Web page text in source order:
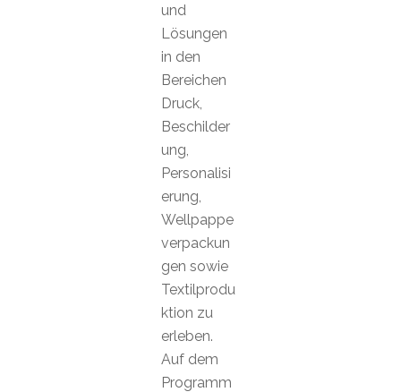
und
Lösungen
in den
Bereichen
Druck,
Beschilder
ung,
Personalisi
erung,
Wellpappe
verpackun
gen sowie
Textilprodu
ktion zu
erleben.
Auf dem
Programm